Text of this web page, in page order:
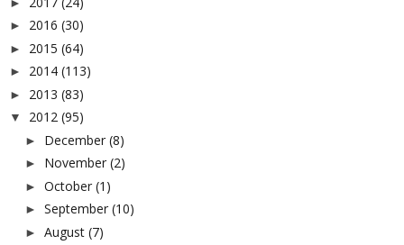
► 2016 (30)
► 2015 (64)
► 2014 (113)
► 2013 (83)
▼ 2012 (95)
► December (8)
► November (2)
► October (1)
► September (10)
► August (7)